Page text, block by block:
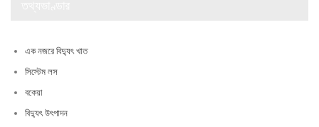
এক নজরে বিদ্যুৎ খাত
সিস্টেম লস
বকেয়া
বিদ্যুৎ উৎপাদন